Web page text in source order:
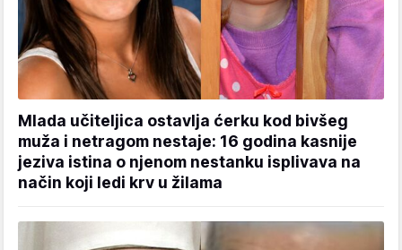
Mlada učiteljica ostavlja ćerku kod bivšeg
muža i netragom nestaje: 16 godina kasnije
jeziva istina o njenom nestanku isplivava na
način koji ledi krv u žilama